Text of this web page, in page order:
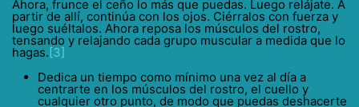
Ahora, frunce el ceño lo más que puedas. Luego relájate. A
partir de allí, continúa con los ojos. Ciérralos con fuerza y
luego suéltalos. Ahora reposa los músculos del rostro,
tensando y relajando cada grupo muscular a medida que lo
hagas. [3]
Dedica un tiempo como mínimo una vez al día a
centrarte en los músculos del rostro, el cuello y
cualquier otro punto, de modo que puedas deshacerte